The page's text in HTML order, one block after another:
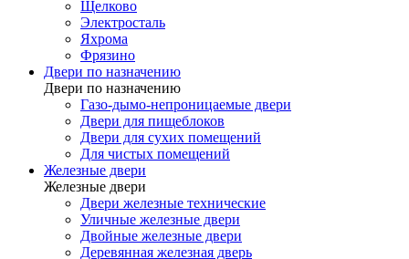
Щелково
Электросталь
Яхрома
Фрязино
Двери по назначению
Двери по назначению
Газо-дымо-непроницаемые двери
Двери для пищеблоков
Двери для сухих помещений
Для чистых помещений
Железные двери
Железные двери
Двери железные технические
Уличные железные двери
Двойные железные двери
Деревянная железная дверь